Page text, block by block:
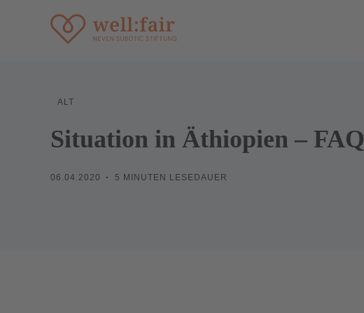
ALT
Situation in Äthiopien – FAQ
06.04.2020 5 MINUTEN LESEDAUER